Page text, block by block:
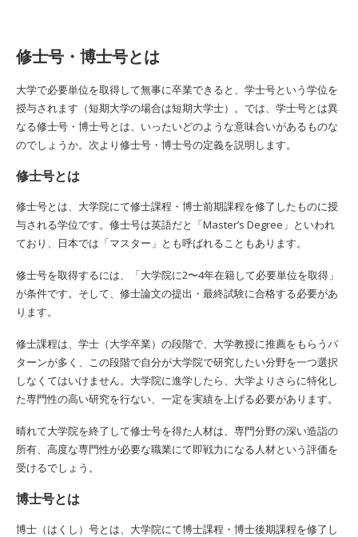
修士号・博士号とは
大学で必要単位を取得して無事に卒業できると、学士号という学位を
授与されます（短期大学の場合は短期大学士）。では、学士号とは異
なる修士号・博士号とは、いったいどのような意味合いがあるものな
のでしょうか。次より修士号・博士号の定義を説明します。
修士号とは
修士号とは、大学院にて修士課程・博士前期課程を修了したものに授
与される学位です。修士号は英語だと「Master’s Degree」といわれ
ており、日本では「マスター」とも呼ばれることもあります。
修士号を取得するには、「大学院に2〜4年在籍して必要単位を取得」
が条件です。そして、修士論文の提出・最終試験に合格する必要があ
ります。
修士課程は、学士（大学卒業）の段階で、大学教授に推薦をもらうパ
ターンが多く、この段階で自分が大学院で研究したい分野を一つ選択
しなくてはいけません。大学院に進学したら、大学よりさらに特化し
た専門性の高い研究を行ない、一定を実績を上げる必要があります。
晴れて大学院を終了して修士号を得た人材は、専門分野の深い造詣の
所有、高度な専門性が必要な職業にて即戦力になる人材という評価を
受けるでしょう。
博士号とは
博士（はくし）号とは、大学院にて博士課程・博士後期課程を修了し